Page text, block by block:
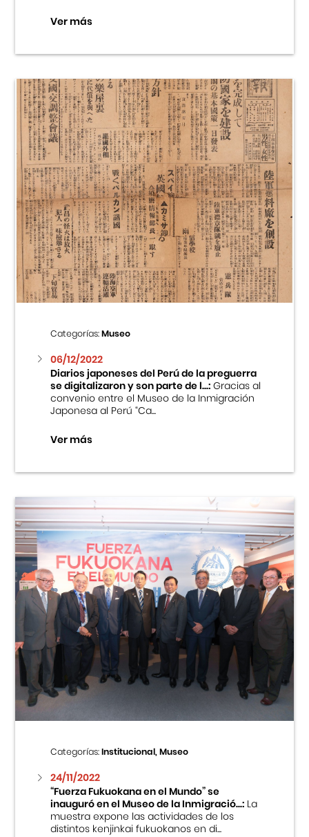
Ver más
Categorías:Museo
06/12/2022
Diarios japoneses del Perú de la preguerra
se digitalizaron y son parte de l...:Gracias al
convenio entre el Museo de la Inmigración
Japonesa al Perú “Ca...
Ver más
Categorías:Institucional, Museo
24/11/2022
“Fuerza Fukuokana en el Mundo” se
inauguró en el Museo de la Inmigració...:La
muestra expone las actividades de los
distintos kenjinkai fukuokanos en di...